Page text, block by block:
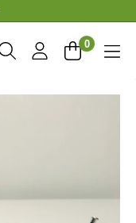
0